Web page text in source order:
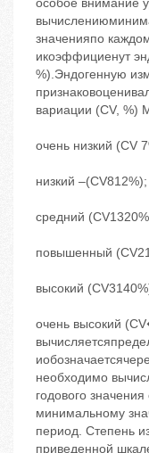
особое внимание
значенияпо
икоэффициенут
%).Эндогенную
вариации (CV, %)
очень низкий (СV
низкий –(CV812%);
средний
повышенный
высокий
очень высокий
необходимо
годового
минимальному
период. Степень
приведенной